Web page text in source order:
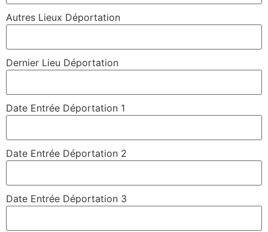
Autres Lieux Déportation
Dernier Lieu Déportation
Date Entrée Déportation 1
Date Entrée Déportation 2
Date Entrée Déportation 3